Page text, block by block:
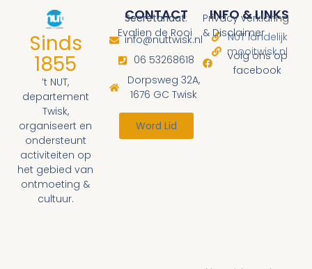
Sinds
1855
’t NUT,
departement
Twisk,
organiseert en
ondersteunt
activiteiten op
het gebied van
ontmoeting &
cultuur.
INFO & LINKS
Privacy verklaring
& Disclaimer
NUT landelijk
mooitwisk.nl
volg ons op
facebook
CONTACT
Secretariaat:
Evalien de Rooi
info@nuttwisk.nl
06 53268618
Dorpsweg 32A,
1676 GC Twisk
Word Lid